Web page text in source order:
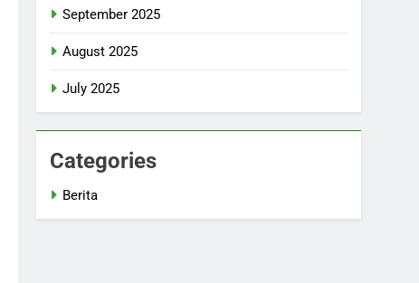
September 2025
August 2025
July 2025
Categories
Berita